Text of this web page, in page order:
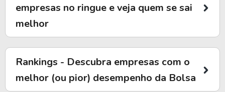
empresas no ringue e veja quem se sai
melhor
Rankings - Descubra empresas com o
melhor (ou pior) desempenho da Bolsa